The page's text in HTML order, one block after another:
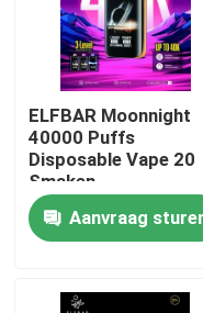
ELFBAR Moonnight
40000 Puffs
Disposable Vape 20
Smaken
Aanvraag